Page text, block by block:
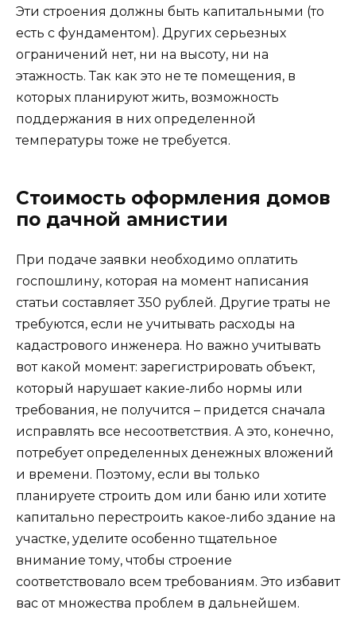
Эти строения должны быть капитальными (то
есть с фундаментом). Других серьезных
ограничений нет, ни на высоту, ни на
этажность. Так как это не те помещения, в
которых планируют жить, возможность
поддержания в них определенной
температуры тоже не требуется.
Стоимость оформления домов
по дачной амнистии
При подаче заявки необходимо оплатить
госпошлину, которая на момент написания
статьи составляет 350 рублей. Другие траты не
требуются, если не учитывать расходы на
кадастрового инженера. Но важно учитывать
вот какой момент: зарегистрировать объект,
который нарушает какие-либо нормы или
требования, не получится – придется сначала
исправлять все несоответствия. А это, конечно,
потребует определенных денежных вложений
и времени. Поэтому, если вы только
планируете строить дом или баню или хотите
капитально перестроить какое-либо здание на
участке, уделите особенно тщательное
внимание тому, чтобы строение
соответствовало всем требованиям. Это избавит
вас от множества проблем в дальнейшем.